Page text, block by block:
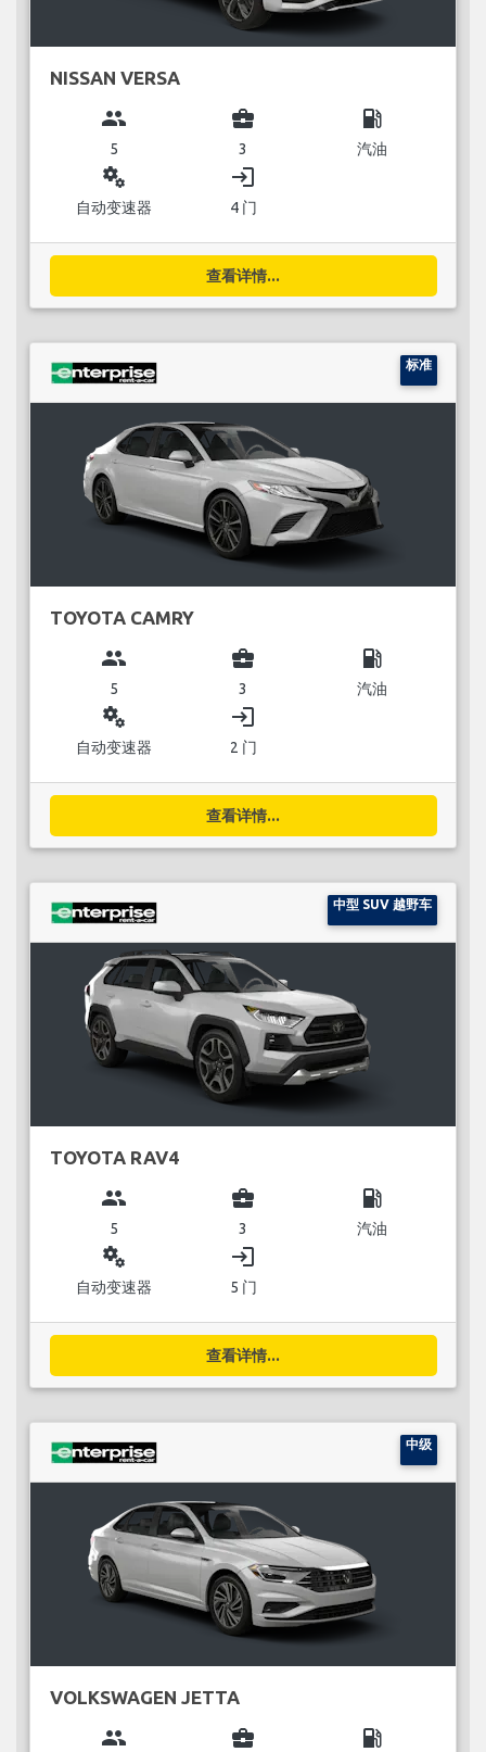
NISSAN VERSA
group
5
business_center
3
local_gas_station
汽油
miscellaneous_services
自动变速器
login
4 门
查看详情...
标准
TOYOTA CAMRY
group
5
business_center
3
local_gas_station
汽油
miscellaneous_services
自动变速器
login
2 门
查看详情...
中型 SUV 越野车
TOYOTA RAV4
group
5
business_center
3
local_gas_station
汽油
miscellaneous_services
自动变速器
login
5 门
查看详情...
中级
VOLKSWAGEN JETTA
group business_center local_gas_station